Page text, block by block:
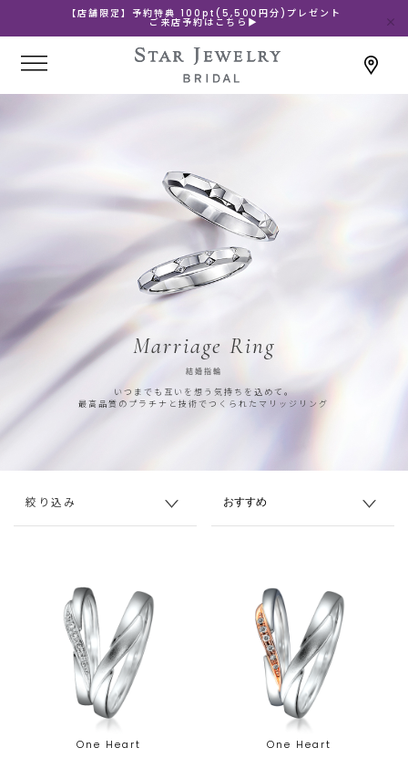
【店舗限定】予約特典 100pt(5,500円分)プレゼント
ご来店予約はこちら▶
Marriage Ring
結婚指輪
いつまでも互いを想う気持ちを込めて。
最高品質のプラチナと技術でつくられたマリッジリング
絞り込み
One Heart One Heart